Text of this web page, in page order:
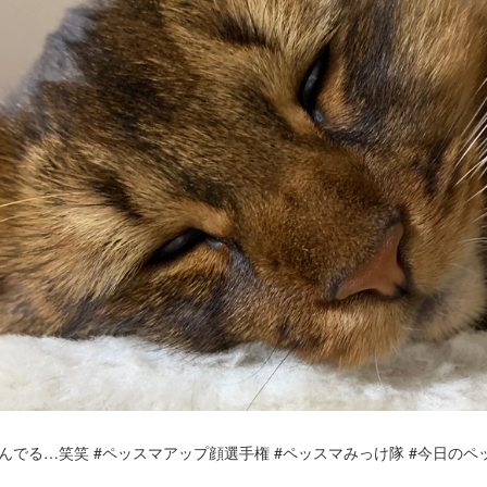
でる…笑笑 #ペッスマアップ顔選手権 #ペッスマみっけ隊 #今日のペ